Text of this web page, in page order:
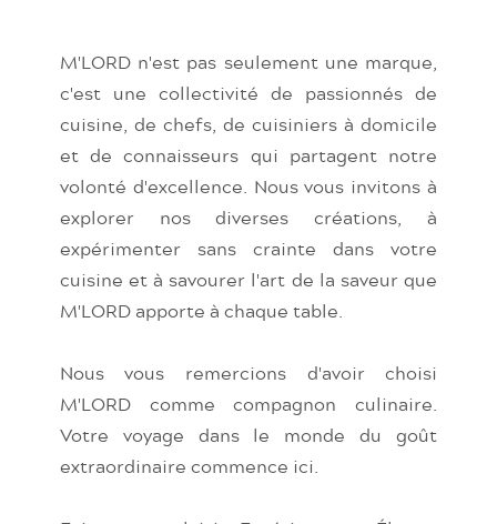
M'LORD n'est pas seulement une marque,
c'est une collectivité de passionnés de
cuisine, de chefs, de cuisiniers à domicile
et de connaisseurs qui partagent notre
volonté d'excellence. Nous vous invitons à
explorer nos diverses créations, à
expérimenter sans crainte dans votre
cuisine et à savourer l'art de la saveur que
M'LORD apporte à chaque table.
Nous vous remercions d'avoir choisi
M'LORD comme compagnon culinaire.
Votre voyage dans le monde du goût
extraordinaire commence ici.